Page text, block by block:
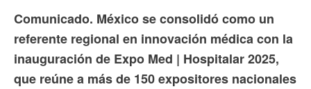
Comunicado. México se consolidó como un
referente regional en innovación médica con la
inauguración de Expo Med | Hospitalar 2025,
que reúne a más de 150 expositores nacionales